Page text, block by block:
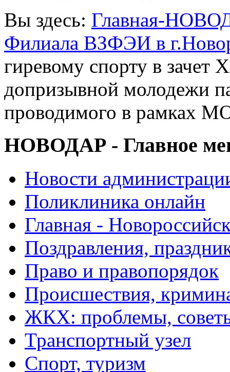
Вы здесь: Главная-
Филиала ВЗФЭИ в
гиревому спорту в зачет
допризывной молодежи
проводимого в рамках
НОВОДАР - Главное
Новости
Поликлиника онлайн
Главная -
Поздравления,
Право и правопорядок
Происшествия,
ЖКХ: проблемы,
Транспортный узел
Спорт, туризм